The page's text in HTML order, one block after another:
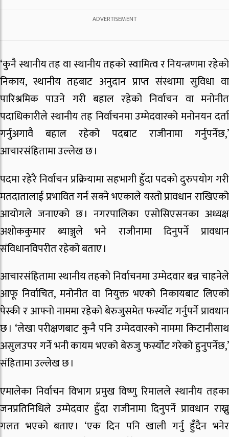
‘कुनै स्थानीय तह वा स्थानीय तहको स्वामित्व र नियन्त्रणमा रहेको
निकाय, स्थानीय तहबाट अनुदान प्राप्त संस्थामा सुविधा वा
पारिश्रमिक पाउने गरी बहाल रहेको निर्वाचन वा मनोनीत
पदाधिकारीले स्थानीय तह निर्वाचनमा उम्मेदवारको मनोनयन दर्ता
गर्नुअगावै बहाल रहेको पदबाट राजीनामा गर्नुपर्नेछ,’
आचारसंहितामा उल्लेख छ ।
पदमा रहेरै निर्वाचन प्रक्रियामा सहभागी हुँदा पदको दुरुपयोग गरी
मतदातालाई प्रभावित गर्न सक्ने भएकाले यस्तो प्रावधान राखिएको
आयोगले जनाएको छ । नगरपालिका एसोसिएसनका अध्यक्ष
अशोककुमार ब्याञ्जुले भने राजीनामा दिनुपर्ने प्रावधान
संविधानविपरीत रहेको बताए ।
आचारसंहितामा स्थानीय तहको निर्वाचनमा उम्मेदवार बन्न चाहनेले
आफू निर्वाचित, मनोनीत वा नियुक्त भएको निकायबाट लिएको
पेस्की र आफ्नो नाममा रहेको बेरुजुसमेत फर्स्योट गर्नुपर्ने प्रावधान
छ । ‘लेखा परीक्षणबाट कुनै पनि उम्मेदवारको नाममा किटानीसाथ
असुलउपर गर्ने भनी कायम भएको बेरुजु फर्स्योट गरेको हुनुपर्नेछ,’
संहितामा उल्लेख छ ।
एमालेका निर्वाचन विभाग प्रमुख विष्णु रिमालले स्थानीय तहका
जनप्रतिनिधिले उम्मेदवार हुँदा राजीनामा दिनुपर्ने प्रावधान राख्नु
गलत भएको बताए । ‘एक दिन पनि खाली गर्नु हुँदैन भनेर